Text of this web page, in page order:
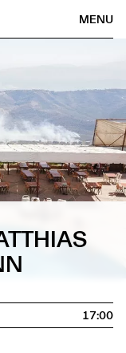
MENU
17:00